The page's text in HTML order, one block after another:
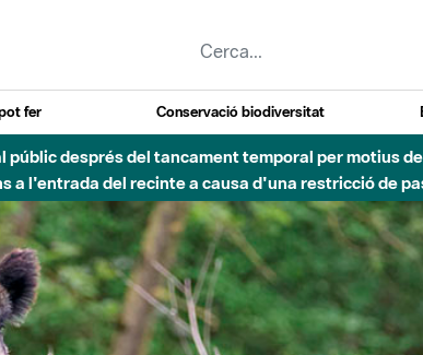
fer Conservació biodiversitat
públic després del tancament temporal per motius
l'entrada del recinte a causa d'una restricció de